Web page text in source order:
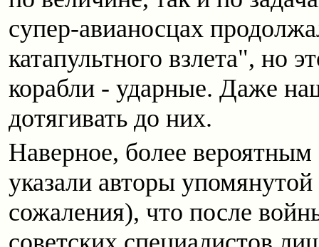
супер-авианосцах
катапультного взлета", но
корабли - ударные. Даже
дотягивать до них.
Наверное, более вероятным
указали авторы
сожаления), что после